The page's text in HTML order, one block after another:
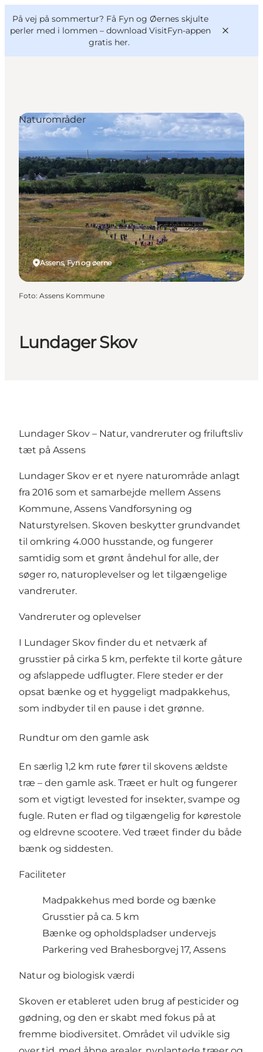
På vej på sommertur? Få Fyn og Øernes skjulte
perler med i lommen – download VisitFyn-appen
gratis her.
Oplevelser
Mad og drikke
Overnatning
Book lokale oplevelser
VisitFyn
Deutsch
Lundager Skov
Assens, Fyn og øerne
Naturområder
Foto: Assens Kommune
Lundager Skov – Natur, vandreruter og friluftsliv
tæt på Assens
Lundager Skov er et nyere naturområde anlagt
fra 2016 som et samarbejde mellem Assens
Kommune, Assens Vandforsyning og
Naturstyrelsen. Skoven beskytter grundvandet
til omkring 4.000 husstande, og fungerer
samtidig som et grønt åndehul for alle, der
søger ro, naturoplevelser og let tilgængelige
vandreruter.
Vandreruter og oplevelser
I Lundager Skov finder du et netværk af
grusstier på cirka 5 km, perfekte til korte gåture
og afslappede udflugter. Flere steder er der
opsat bænke og et hyggeligt madpakkehus,
som indbyder til en pause i det grønne.
Rundtur om den gamle ask
En særlig 1,2 km rute fører til skovens ældste
træ – den gamle ask. Træet er hult og fungerer
som et vigtigt levested for insekter, svampe og
fugle. Ruten er flad og tilgængelig for kørestole
og eldrevne scootere. Ved træet finder du både
bænk og siddesten.
Faciliteter
Madpakkehus med borde og bænke
Grusstier på ca. 5 km
Bænke og opholdspladser undervejs
Parkering ved Brahesborgvej 17, Assens
Natur og biologisk værdi
Skoven er etableret uden brug af pesticider og
gødning, og den er skabt med fokus på at
fremme biodiversitet. Området vil udvikle sig